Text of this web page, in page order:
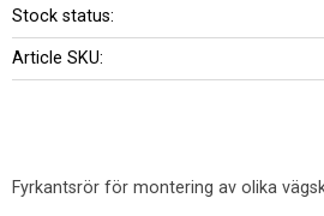
Stock status
Article SKU
Fyrkantsrör för montering av olika